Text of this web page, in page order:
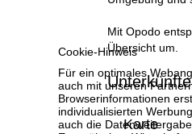
Cookie-Hinweis
Für ein optimales
auch mit unseren
Browserinformationen
individualisierten
auch die
s
e
i
Mit Opodo
Übersicht um.
Karte